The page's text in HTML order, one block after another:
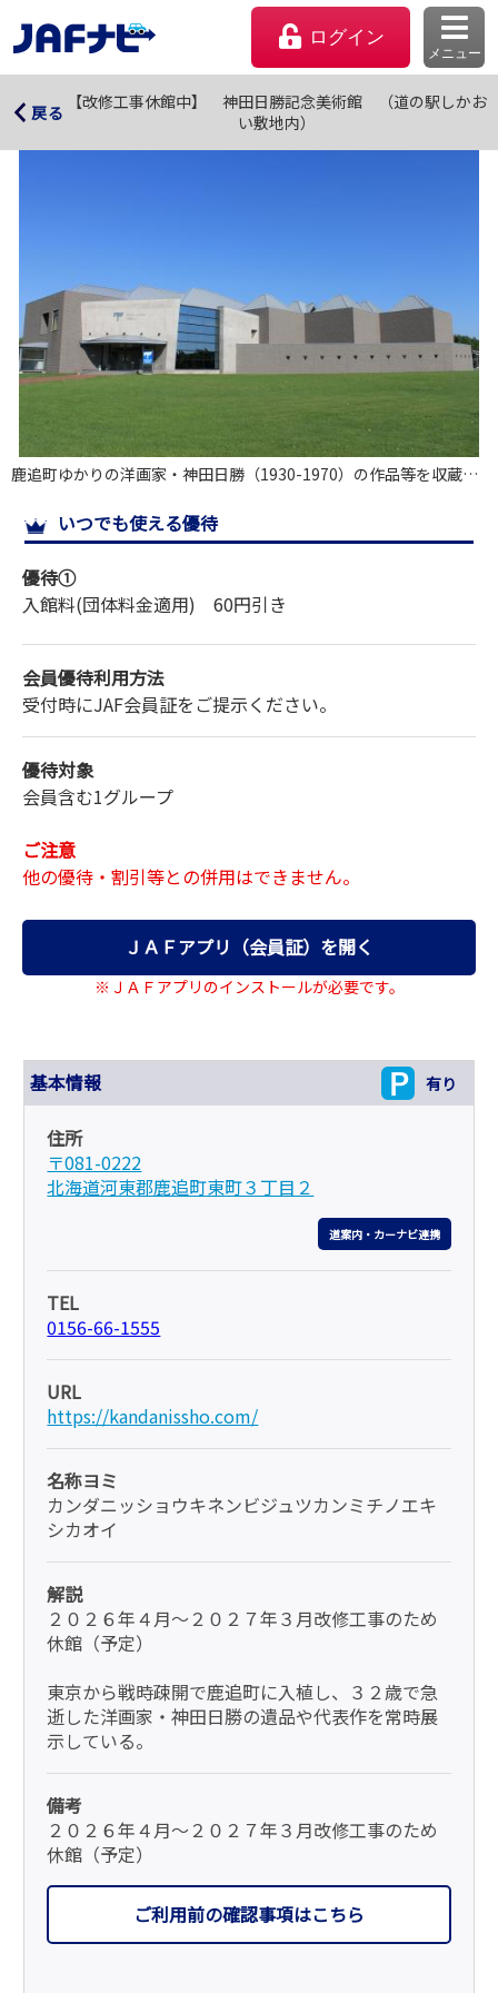
ログイン
メニュー
マイページ
会員優待のご利用方法
よくあるご質問
サイトマップ
戻る
【改修工事休館中】 神田日勝記念美術館 （道の駅しかお
い敷地内）
【改修工事休館中】 神田日勝記念美術館 （道の駅し
かおい敷地内）
鹿追町ゆかりの洋画家・神田日勝（1930-1970）の作品等を収蔵・展示。
いつでも使える優待
優待①
入館料(団体料金適用) 60円引き
会員優待利用方法
受付時にJAF会員証をご提示ください。
優待対象
会員含む1グループ
ご注意
他の優待・割引等との併用はできません。
ＪＡＦアプリ（会員証）を開く
※ＪＡＦアプリのインストールが必要です。
基本情報 有り
住所
〒081-0222
北海道河東郡鹿追町東町３丁目２
道案内・カーナビ連携
TEL
0156-66-1555
URL
https://kandanissho.com/
名称ヨミ
カンダニッショウキネンビジュツカンミチノエキ
シカオイ
解説
２０２６年４月～２０２７年３月改修工事のため
休館（予定）
東京から戦時疎開で鹿追町に入植し、３２歳で急
逝した洋画家・神田日勝の遺品や代表作を常時展
示している。
備考
２０２６年４月～２０２７年３月改修工事のため
休館（予定）
ご利用前の確認事項はこちら